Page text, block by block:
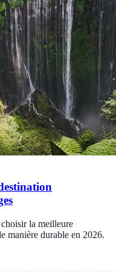
la meilleure
manière durable en 2026.